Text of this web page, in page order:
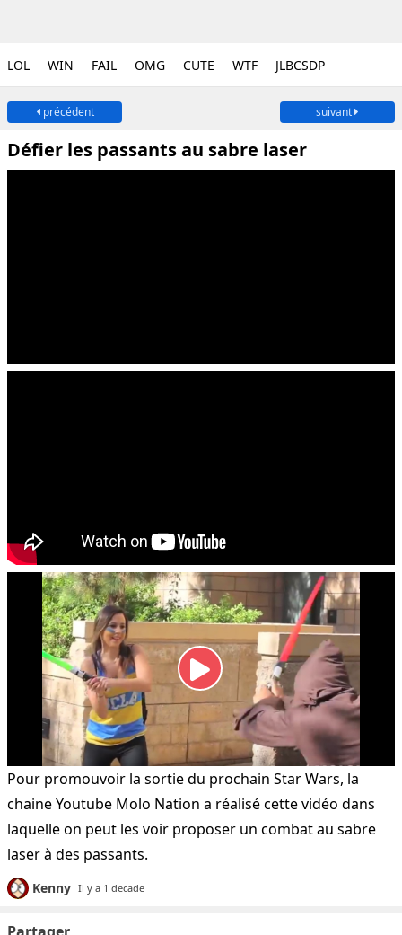
LOL WIN FAIL OMG CUTE WTF JLBCSDP
précédent suivant
Défier les passants au sabre laser
Pour promouvoir la sortie du prochain Star Wars, la
chaine Youtube Molo Nation a réalisé cette vidéo dans
laquelle on peut les voir proposer un combat au sabre
laser à des passants.
Kenny Il y a 1 decade